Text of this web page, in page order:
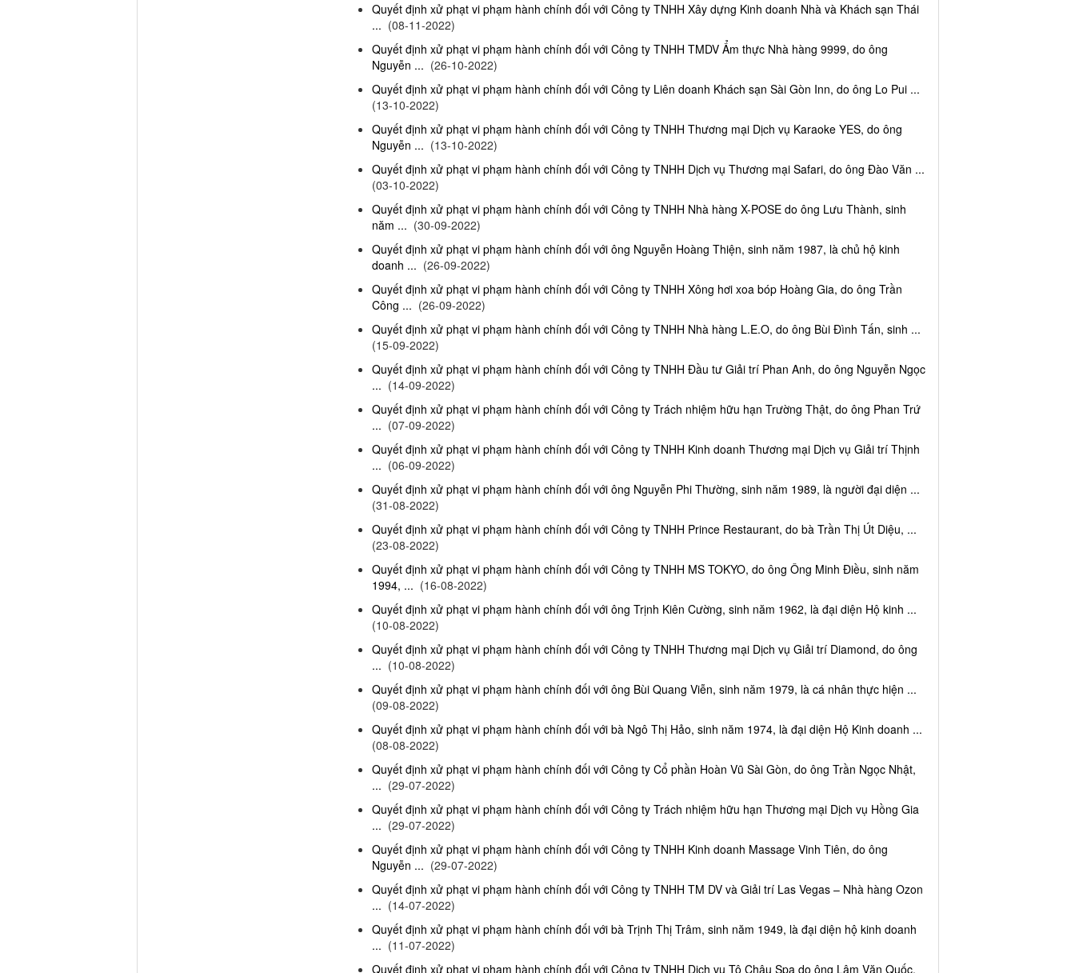
Quyết định xử phạt vi phạm hành chính đối với Công ty TNHH Xây dựng Kinh doanh Nhà và Khách sạn Thái
... (08-11-2022)
Quyết định xử phạt vi phạm hành chính đối với Công ty TNHH TMDV Ẩm thực Nhà hàng 9999, do ông
Nguyễn ... (26-10-2022)
Quyết định xử phạt vi phạm hành chính đối với Công ty Liên doanh Khách sạn Sài Gòn Inn, do ông Lo Pui ...
(13-10-2022)
Quyết định xử phạt vi phạm hành chính đối với Công ty TNHH Thương mại Dịch vụ Karaoke YES, do ông
Nguyễn ... (13-10-2022)
Quyết định xử phạt vi phạm hành chính đối với Công ty TNHH Dịch vụ Thương mại Safari, do ông Đào Văn ...
(03-10-2022)
Quyết định xử phạt vi phạm hành chính đối với Công ty TNHH Nhà hàng X-POSE do ông Lưu Thành, sinh
năm ... (30-09-2022)
Quyết định xử phạt vi phạm hành chính đối với ông Nguyễn Hoàng Thiện, sinh năm 1987, là chủ hộ kinh
doanh ... (26-09-2022)
Quyết định xử phạt vi phạm hành chính đối với Công ty TNHH Xông hơi xoa bóp Hoàng Gia, do ông Trần
Công ... (26-09-2022)
Quyết định xử phạt vi phạm hành chính đối với Công ty TNHH Nhà hàng L.E.O, do ông Bùi Đình Tấn, sinh ...
(15-09-2022)
Quyết định xử phạt vi phạm hành chính đối với Công ty TNHH Đầu tư Giải trí Phan Anh, do ông Nguyễn Ngọc
... (14-09-2022)
Quyết định xử phạt vi phạm hành chính đối với Công ty Trách nhiệm hữu hạn Trường Thật, do ông Phan Trứ
... (07-09-2022)
Quyết định xử phạt vi phạm hành chính đối với Công ty TNHH Kinh doanh Thương mại Dịch vụ Giải trí Thịnh
... (06-09-2022)
Quyết định xử phạt vi phạm hành chính đối với ông Nguyễn Phi Thường, sinh năm 1989, là người đại diện ...
(31-08-2022)
Quyết định xử phạt vi phạm hành chính đối với Công ty TNHH Prince Restaurant, do bà Trần Thị Út Diệu, ...
(23-08-2022)
Quyết định xử phạt vi phạm hành chính đối với Công ty TNHH MS TOKYO, do ông Ông Minh Điều, sinh năm
1994, ... (16-08-2022)
Quyết định xử phạt vi phạm hành chính đối với ông Trịnh Kiên Cường, sinh năm 1962, là đại diện Hộ kinh ...
(10-08-2022)
Quyết định xử phạt vi phạm hành chính đối với Công ty TNHH Thương mại Dịch vụ Giải trí Diamond, do ông
... (10-08-2022)
Quyết định xử phạt vi phạm hành chính đối với ông Bùi Quang Viễn, sinh năm 1979, là cá nhân thực hiện ...
(09-08-2022)
Quyết định xử phạt vi phạm hành chính đối với bà Ngô Thị Hảo, sinh năm 1974, là đại diện Hộ Kinh doanh ...
(08-08-2022)
Quyết định xử phạt vi phạm hành chính đối với Công ty Cổ phần Hoàn Vũ Sài Gòn, do ông Trần Ngọc Nhật,
... (29-07-2022)
Quyết định xử phạt vi phạm hành chính đối với Công ty Trách nhiệm hữu hạn Thương mại Dịch vụ Hồng Gia
... (29-07-2022)
Quyết định xử phạt vi phạm hành chính đối với Công ty TNHH Kinh doanh Massage Vinh Tiên, do ông
Nguyễn ... (29-07-2022)
Quyết định xử phạt vi phạm hành chính đối với Công ty TNHH TM DV và Giải trí Las Vegas – Nhà hàng Ozon
... (14-07-2022)
Quyết định xử phạt vi phạm hành chính đối với bà Trịnh Thị Trâm, sinh năm 1949, là đại diện hộ kinh doanh
... (11-07-2022)
Quyết định xử phạt vi phạm hành chính đối với Công ty TNHH Dịch vụ Tô Châu Spa do ông Lâm Văn Quốc,